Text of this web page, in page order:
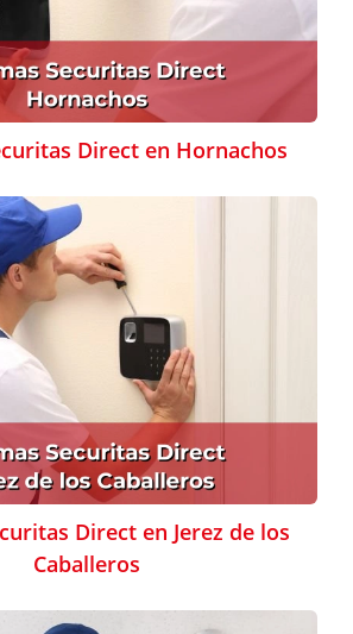
Direct en Hornachos
Direct en Jerez de los
Caballeros